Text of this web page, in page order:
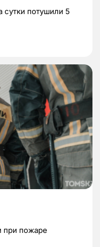
сутки потушили 5
при пожаре